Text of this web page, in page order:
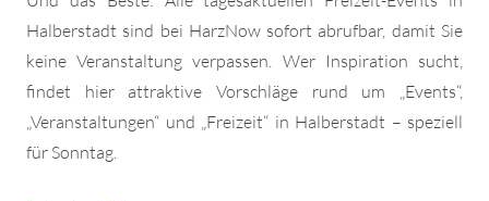
Halberstadt sind bei HarzNow sofort abrufbar, damit Sie
keine Veranstaltung verpassen. Wer Inspiration sucht,
findet hier attraktive Vorschläge rund um „Events“,
„Veranstaltungen“ und „Freizeit“ in Halberstadt – speziell
für Sonntag.